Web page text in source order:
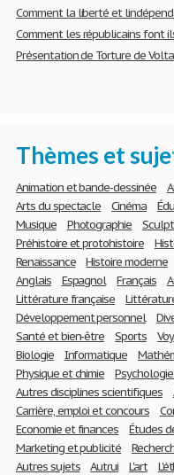
Comment la liberté et
Comment les républicains font
Présentation de Torture de
Thèmes et
Animation et bande-dessinée
Arts du spectacle
Cinéma
Musique
Photographie
Préhistoire et protohistoire
Renaissance
Histoire moderne
Anglais
Espagnol Français
Littérature française
Développement personnel
Santé et bien-être
Sports
Biologie
Informatique
Physique et chimie
Autres disciplines scientifiques
Carrière, emploi et concours
Economie et finances
Études
Marketing et publicité
Autres sujets
Autrui L'art